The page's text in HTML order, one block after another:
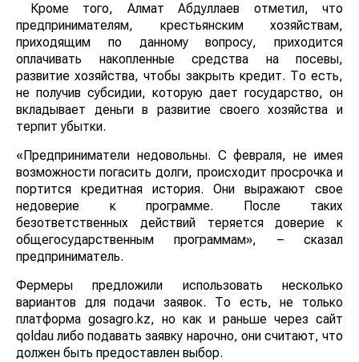
Кроме того, Алмат Абдуллаев отметил, что
предпринимателям, крестьянским хозяйствам,
приходящим по данному вопросу, приходится
оплачивать накопленные средства на посевы,
развитие хозяйства, чтобы закрыть кредит. То есть,
не получив субсидии, которую дает государство, он
вкладывает деньги в развитие своего хозяйства и
терпит убытки.
«Предприниматели недовольны. С февраля, не имея
возможности погасить долги, происходит просрочка и
портится кредитная история. Они выражают свое
недоверие к программе. После таких
безответственных действий теряется доверие к
общегосударственным программам», – сказал
предприниматель.
Фермеры предложили использовать несколько
вариантов для подачи заявок. То есть, не только
платформа gosagro.kz, но как и раньше через сайт
qoldau либо подавать заявку нарочно, они считают, что
должен быть предоставлен выбор.